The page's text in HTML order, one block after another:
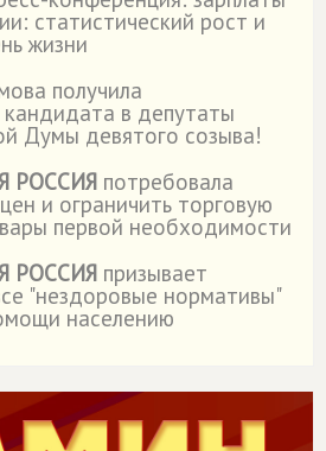
статистический рост и
жизни
получила
в депутаты
Думы девятого созыва!
РОССИЯ потребовала
и ограничить торговую
первой необходимости
РОССИЯ призывает
"нездоровые нормативы"
населению